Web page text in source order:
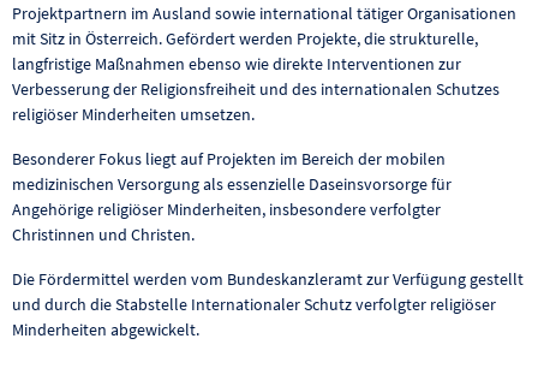
Projektpartnern im Ausland sowie international tätiger Organisationen
mit Sitz in Österreich. Gefördert werden Projekte, die strukturelle,
langfristige Maßnahmen ebenso wie direkte Interventionen zur
Verbesserung der Religionsfreiheit und des internationalen Schutzes
religiöser Minderheiten umsetzen.
Besonderer Fokus liegt auf Projekten im Bereich der mobilen
medizinischen Versorgung als essenzielle Daseinsvorsorge für
Angehörige religiöser Minderheiten, insbesondere verfolgter
Christinnen und Christen.
Die Fördermittel werden vom Bundeskanzleramt zur Verfügung gestellt
und durch die Stabstelle Internationaler Schutz verfolgter religiöser
Minderheiten abgewickelt.